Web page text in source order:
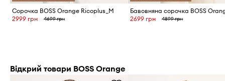
Сорочка BOSS Orange Ricoplus_M
2999 грн
4699 грн
Бавовняна сорочка BOSS
2699 грн
4899 грн
Відкрий товари BOSS Orange